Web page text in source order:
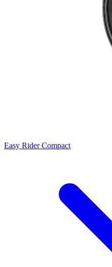
Easy Rider Compact